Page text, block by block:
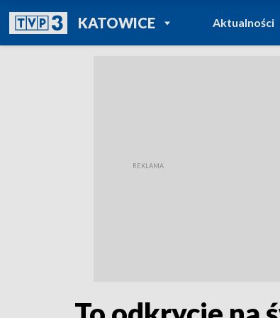
KATOWICEPOWRÓT DO
TVP REGIONY
Aktualności